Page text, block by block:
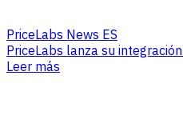
PriceLabs News ES
PriceLabs lanza su
Leer más